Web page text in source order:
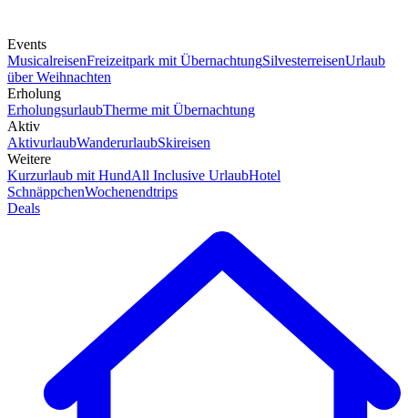
Events
MusicalreisenFreizeitpark mit ÜbernachtungSilvesterreisenUrlaub
über Weihnachten
Erholung
ErholungsurlaubTherme mit Übernachtung
Aktiv
AktivurlaubWanderurlaubSkireisen
Weitere
Kurzurlaub mit HundAll Inclusive UrlaubHotel
SchnäppchenWochenendtrips
Deals